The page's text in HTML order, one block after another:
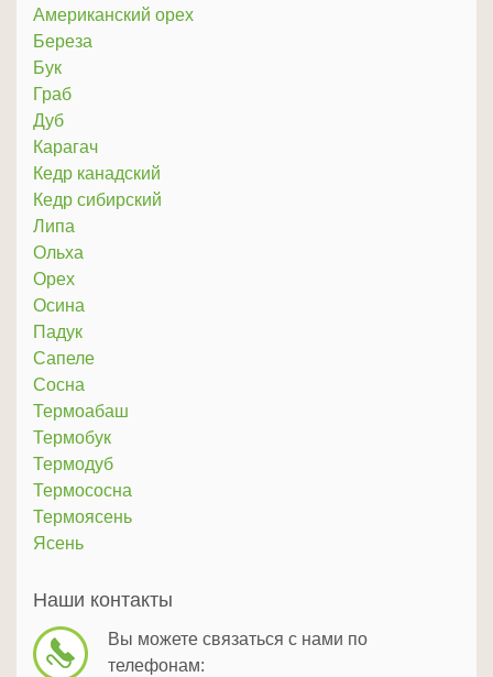
Американский орех
Береза
Бук
Граб
Дуб
Карагач
Кедр канадский
Кедр сибирский
Липа
Ольха
Орех
Осина
Падук
Сапеле
Сосна
Термоабаш
Термобук
Термодуб
Термососна
Термоясень
Ясень
Наши контакты
Вы можете связаться с нами по
телефонам: